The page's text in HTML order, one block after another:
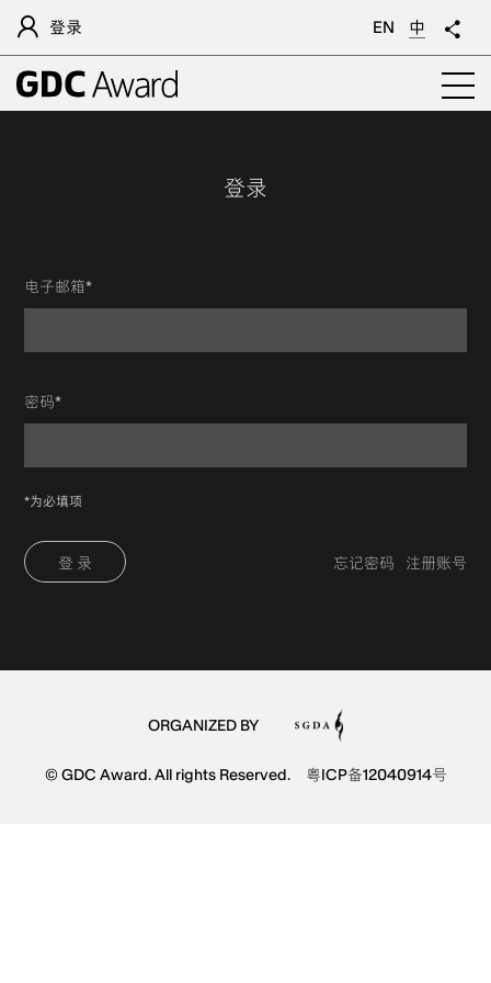
登录 EN 中
登录
电子邮箱*
密码*
*为必填项
登 录 注册账号
忘记密码
ORGANIZED BY
© GDC Award. All rights Reserved. 粤ICP备12040914号